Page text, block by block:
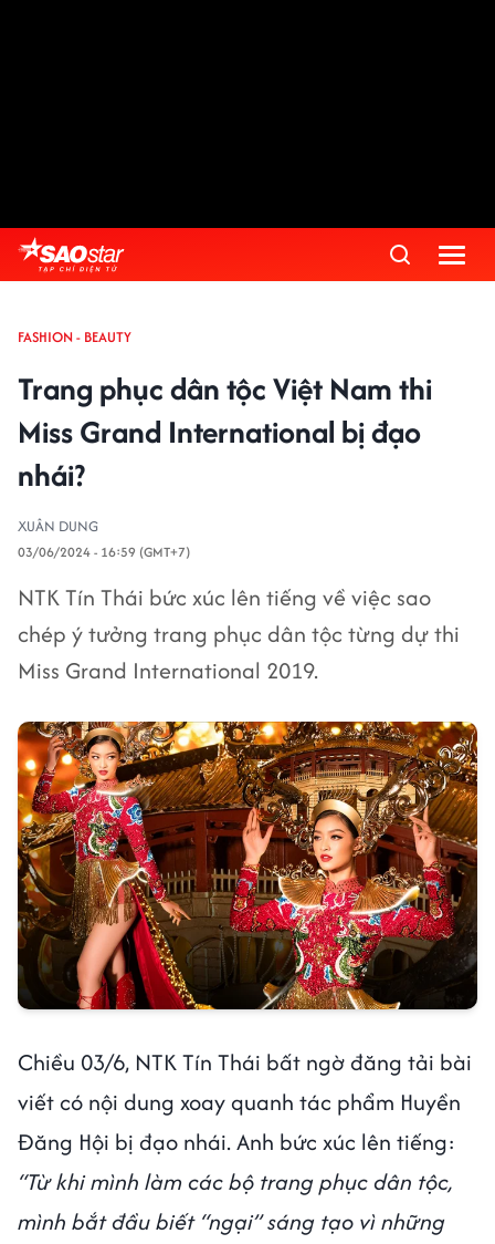
FASHION - BEAUTY
Trang phục dân tộc Việt Nam thi
Miss Grand International bị đạo
nhái?
XUÂN DUNG
03/06/2024 - 16:59 (GMT+7)
NTK Tín Thái bức xúc lên tiếng về việc sao
chép ý tưởng trang phục dân tộc từng dự thi
Miss Grand International 2019.
Chiều 03/6, NTK Tín Thái bất ngờ đăng tải bài
viết có nội dung xoay quanh tác phẩm Huyền
Đăng Hội bị đạo nhái. Anh bức xúc lên tiếng:
“Từ khi mình làm các bộ trang phục dân tộc,
mình bắt đầu biết “ngại” sáng tạo vì những